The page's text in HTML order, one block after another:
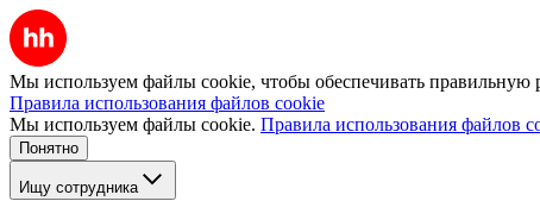
Мы используем файлы cookie, чтобы обеспечивать правильную
Правила использования файлов cookie
Мы используем файлы cookie. Правила использования файлов
Понятно
Ищу сотрудника